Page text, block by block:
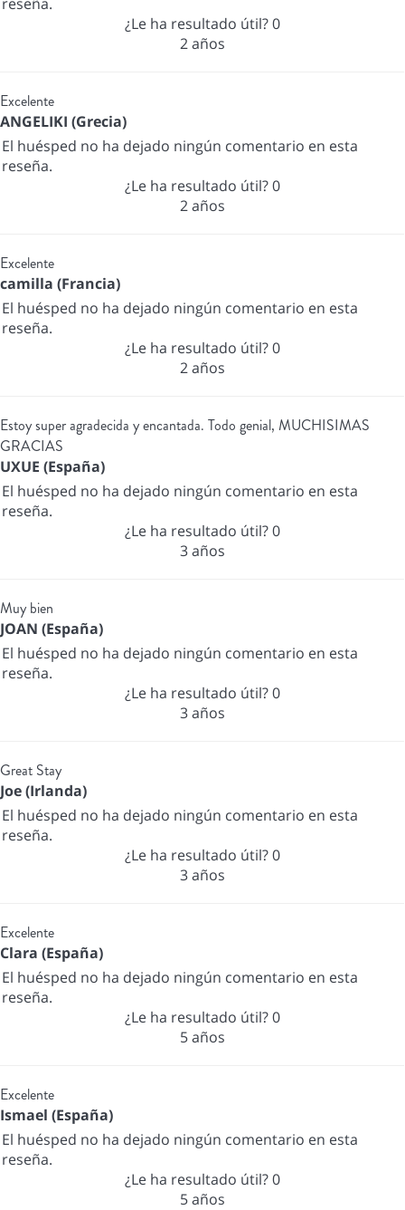
¿Le ha resultado útil?0
2 años
Excelente
ANGELIKI (Grecia)
El huésped no ha dejado ningún comentario en esta
reseña.
¿Le ha resultado útil?0
2 años
Excelente
camilla (Francia)
El huésped no ha dejado ningún comentario en esta
reseña.
¿Le ha resultado útil?0
2 años
Estoy super agradecida y encantada. Todo genial, MUCHISIMAS
GRACIAS
UXUE (España)
El huésped no ha dejado ningún comentario en esta
reseña.
¿Le ha resultado útil?0
3 años
Muy bien
JOAN (España)
El huésped no ha dejado ningún comentario en esta
reseña.
¿Le ha resultado útil?0
3 años
Great Stay
Joe (Irlanda)
El huésped no ha dejado ningún comentario en esta
reseña.
¿Le ha resultado útil?0
3 años
Excelente
Clara (España)
El huésped no ha dejado ningún comentario en esta
reseña.
¿Le ha resultado útil?0
5 años
Excelente
Ismael (España)
El huésped no ha dejado ningún comentario en esta
reseña.
¿Le ha resultado útil?0
5 años